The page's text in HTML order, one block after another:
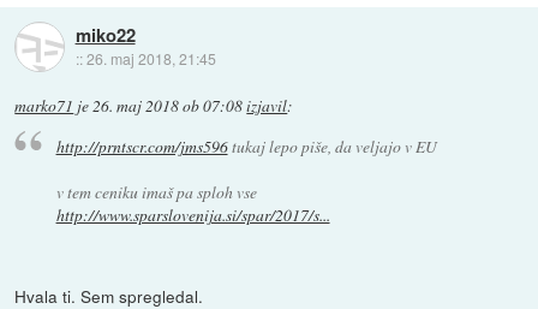
miko22
::26. maj 2018, 21:45
marko71 je26. maj 2018 ob 07:08izjavil:
http://prntscr.com/jms596tukaj lepo piše, da veljajo v EU
v tem ceniku imaš pa sploh vse
http://www.sparslovenija.si/spar/2017/s...
Hvala ti. Sem spregledal.